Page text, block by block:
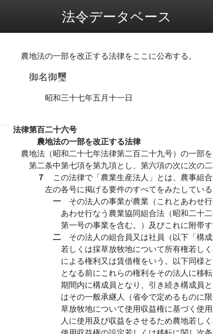
法令データベース
農地法の一部を改正する法律をここに公布する。
御名御璽
昭和三十七年五月十一日
法律第百二十六号
農地法の一部を改正する法律
農地法（昭和二十七年法律第二百二十九号）の一部を
第二条中第七項を第九項とし、第六項の次に次の二
７ この法律で「農業生産法人」とは、農事組
左の各号に掲げる要件のすべてをみたしている
一 その法人の事業が農業（これとあわせ
あわせ行なう農業協同組合法（昭和二十
第一号の事業を含む。）及びこれに附帯す
二 その法人の組合員又は社員（以下「構
若しくは採草放牧地について所有権若し
による権利又は賃借権をいう。以下同様
となる前にこれらの権利をその法人に移
期間内に構成員となり、引き続き構成員
はその一般承継人（省令で定めるものに
草放牧地について使用収益権に基づく使
人に使用及び収益をさせるため農地若し